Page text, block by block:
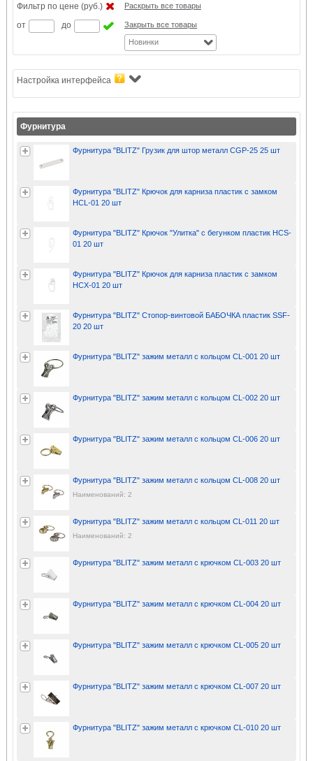
Фильтр по цене (руб.)
от
до
Раскрыть все товары
Закрыть все товары
Новинки
Настройка интерфейса
Фурнитура
Фурнитура "BLITZ" Грузик для штор металл CGP-25 25 шт
Фурнитура "BLITZ" Крючок для карниза пластик с замком
HCL-01 20 шт
Фурнитура "BLITZ" Крючок "Улитка" с бегунком пластик HCS-
01 20 шт
Фурнитура "BLITZ" Крючок для карниза пластик с замком
HCX-01 20 шт
Фурнитура "BLITZ" Стопор-винтовой БАБОЧКА пластик SSF-
20 20 шт
Фурнитура "BLITZ" зажим металл с кольцом CL-001 20 шт
Фурнитура "BLITZ" зажим металл с кольцом CL-002 20 шт
Фурнитура "BLITZ" зажим металл с кольцом CL-006 20 шт
Фурнитура "BLITZ" зажим металл с кольцом CL-008 20 шт
Наименований: 2
Фурнитура "BLITZ" зажим металл с кольцом CL-011 20 шт
Наименований: 2
Фурнитура "BLITZ" зажим металл с крючком CL-003 20 шт
Фурнитура "BLITZ" зажим металл с крючком CL-004 20 шт
Фурнитура "BLITZ" зажим металл с крючком CL-005 20 шт
Фурнитура "BLITZ" зажим металл с крючком CL-007 20 шт
Фурнитура "BLITZ" зажим металл с крючком CL-010 20 шт